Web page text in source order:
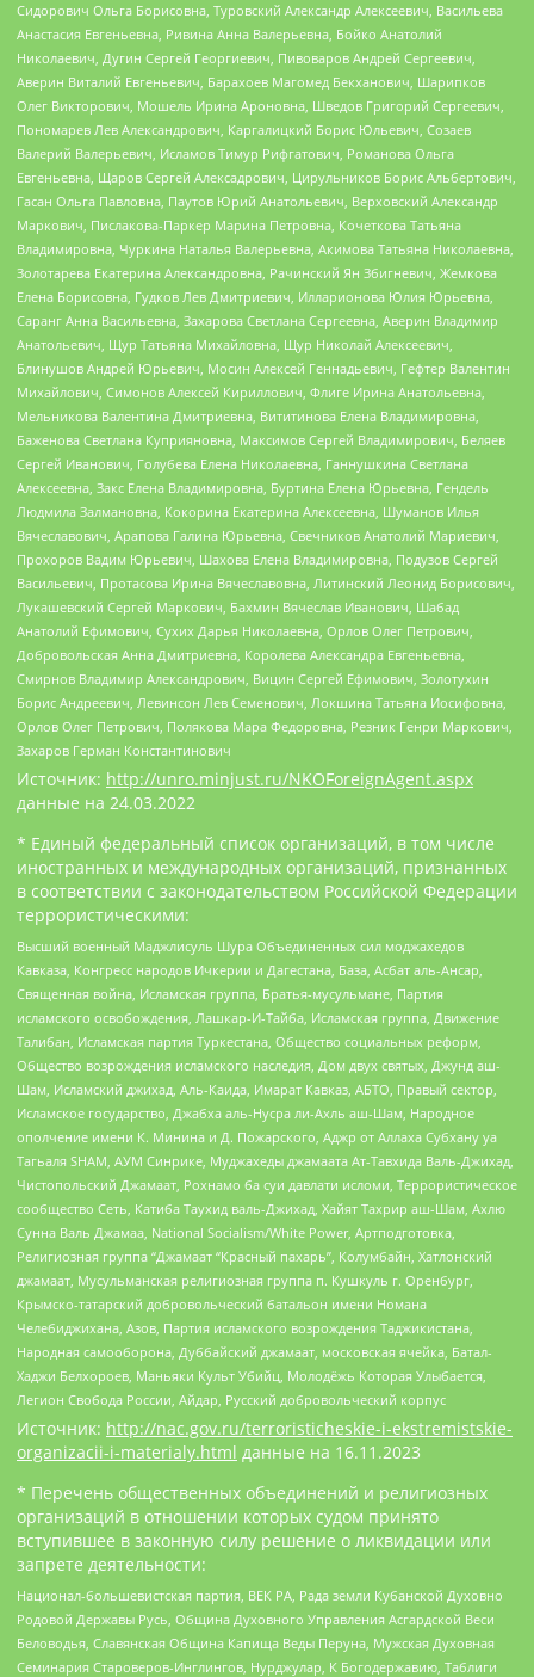
Сидорович Ольга Борисовна, Туровский Александр Алексеевич, Васильева
Анастасия Евгеньевна, Ривина Анна Валерьевна, Бойко Анатолий
Николаевич, Дугин Сергей Георгиевич, Пивоваров Андрей Сергеевич,
Аверин Виталий Евгеньевич, Барахоев Магомед Бекханович, Шарипков
Олег Викторович, Мошель Ирина Ароновна, Шведов Григорий Сергеевич,
Пономарев Лев Александрович, Каргалицкий Борис Юльевич, Созаев
Валерий Валерьевич, Исламов Тимур Рифгатович, Романова Ольга
Евгеньевна, Щаров Сергей Алексадрович, Цирульников Борис Альбертович,
Гасан Ольга Павловна, Паутов Юрий Анатольевич, Верховский Александр
Маркович, Пислакова-Паркер Марина Петровна, Кочеткова Татьяна
Владимировна, Чуркина Наталья Валерьевна, Акимова Татьяна Николаевна,
Золотарева Екатерина Александровна, Рачинский Ян Збигневич, Жемкова
Елена Борисовна, Гудков Лев Дмитриевич, Илларионова Юлия Юрьевна,
Саранг Анна Васильевна, Захарова Светлана Сергеевна, Аверин Владимир
Анатольевич, Щур Татьяна Михайловна, Щур Николай Алексеевич,
Блинушов Андрей Юрьевич, Мосин Алексей Геннадьевич, Гефтер Валентин
Михайлович, Симонов Алексей Кириллович, Флиге Ирина Анатольевна,
Мельникова Валентина Дмитриевна, Вититинова Елена Владимировна,
Баженова Светлана Куприяновна, Максимов Сергей Владимирович, Беляев
Сергей Иванович, Голубева Елена Николаевна, Ганнушкина Светлана
Алексеевна, Закс Елена Владимировна, Буртина Елена Юрьевна, Гендель
Людмила Залмановна, Кокорина Екатерина Алексеевна, Шуманов Илья
Вячеславович, Арапова Галина Юрьевна, Свечников Анатолий Мариевич,
Прохоров Вадим Юрьевич, Шахова Елена Владимировна, Подузов Сергей
Васильевич, Протасова Ирина Вячеславовна, Литинский Леонид Борисович,
Лукашевский Сергей Маркович, Бахмин Вячеслав Иванович, Шабад
Анатолий Ефимович, Сухих Дарья Николаевна, Орлов Олег Петрович,
Добровольская Анна Дмитриевна, Королева Александра Евгеньевна,
Смирнов Владимир Александрович, Вицин Сергей Ефимович, Золотухин
Борис Андреевич, Левинсон Лев Семенович, Локшина Татьяна Иосифовна,
Орлов Олег Петрович, Полякова Мара Федоровна, Резник Генри Маркович,
Захаров Герман Константинович
Источник: http://unro.minjust.ru/NKOForeignAgent.aspx
данные на 24.03.2022
* Единый федеральный список организаций, в том числе
иностранных и международных организаций, признанных
в соответствии с законодательством Российской Федерации
террористическими:
Высший военный Маджлисуль Шура Объединенных сил моджахедов
Кавказа, Конгресс народов Ичкерии и Дагестана, База, Асбат аль-Ансар,
Священная война, Исламская группа, Братья-мусульмане, Партия
исламского освобождения, Лашкар-И-Тайба, Исламская группа, Движение
Талибан, Исламская партия Туркестана, Общество социальных реформ,
Общество возрождения исламского наследия, Дом двух святых, Джунд аш-
Шам, Исламский джихад, Аль-Каида, Имарат Кавказ, АБТО, Правый сектор,
Исламское государство, Джабха аль-Нусра ли-Ахль аш-Шам, Народное
ополчение имени К. Минина и Д. Пожарского, Аджр от Аллаха Субхану уа
Тагьаля SHAM, АУМ Синрике, Муджахеды джамаата Ат-Тавхида Валь-Джихад,
Чистопольский Джамаат, Рохнамо ба суи давлати исломи, Террористическое
сообщество Сеть, Катиба Таухид валь-Джихад, Хайят Тахрир аш-Шам, Ахлю
Сунна Валь Джамаа, National Socialism/White Power, Артподготовка,
Религиозная группа “Джамаат “Красный пахарь”, Колумбайн, Хатлонский
джамаат, Мусульманская религиозная группа п. Кушкуль г. Оренбург,
Крымско-татарский добровольческий батальон имени Номана
Челебиджихана, Азов, Партия исламского возрождения Таджикистана,
Народная самооборона, Дуббайский джамаат, московская ячейка, Батал-
Хаджи Белхороев, Маньяки Культ Убийц, Молодёжь Которая Улыбается,
Легион Свобода России, Айдар, Русский добровольческий корпус
Источник: http://nac.gov.ru/terroristicheskie-i-ekstremistskie-
organizacii-i-materialy.html данные на 16.11.2023
* Перечень общественных объединений и религиозных
организаций в отношении которых судом принято
вступившее в законную силу решение о ликвидации или
запрете деятельности:
Национал-большевистская партия, ВЕК РА, Рада земли Кубанской Духовно
Родовой Державы Русь, Община Духовного Управления Асгардской Веси
Беловодья, Славянская Община Капища Веды Перуна, Мужская Духовная
Семинария Староверов-Инглингов, Нурджулар, К Богодержавию, Таблиги